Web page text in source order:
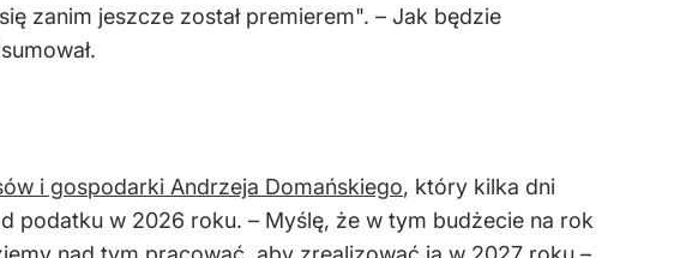
zanim jeszcze został premierem". – Jak będzie
i gospodarki Andrzeja Domańskiego, który kilka dni
podatku w 2026 roku. – Myślę, że w tym budżecie na rok